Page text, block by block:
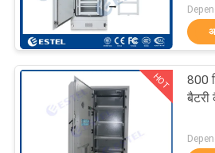
कारखानावेदरप्रूफ
एनक्लोजर
HOT
800
बैटरी